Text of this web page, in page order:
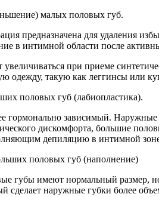
малых половых губ.
предназначена для удаления
в интимной области после
при приеме
одежду, такую как леггинсы или
половых губ (лабиопластика).
гормонально зависимый.
дискомфорта, большие
депиляцию в интимной
половых губ (наполнение)
губы имеют нормальный размер,
сделает наружные губки более